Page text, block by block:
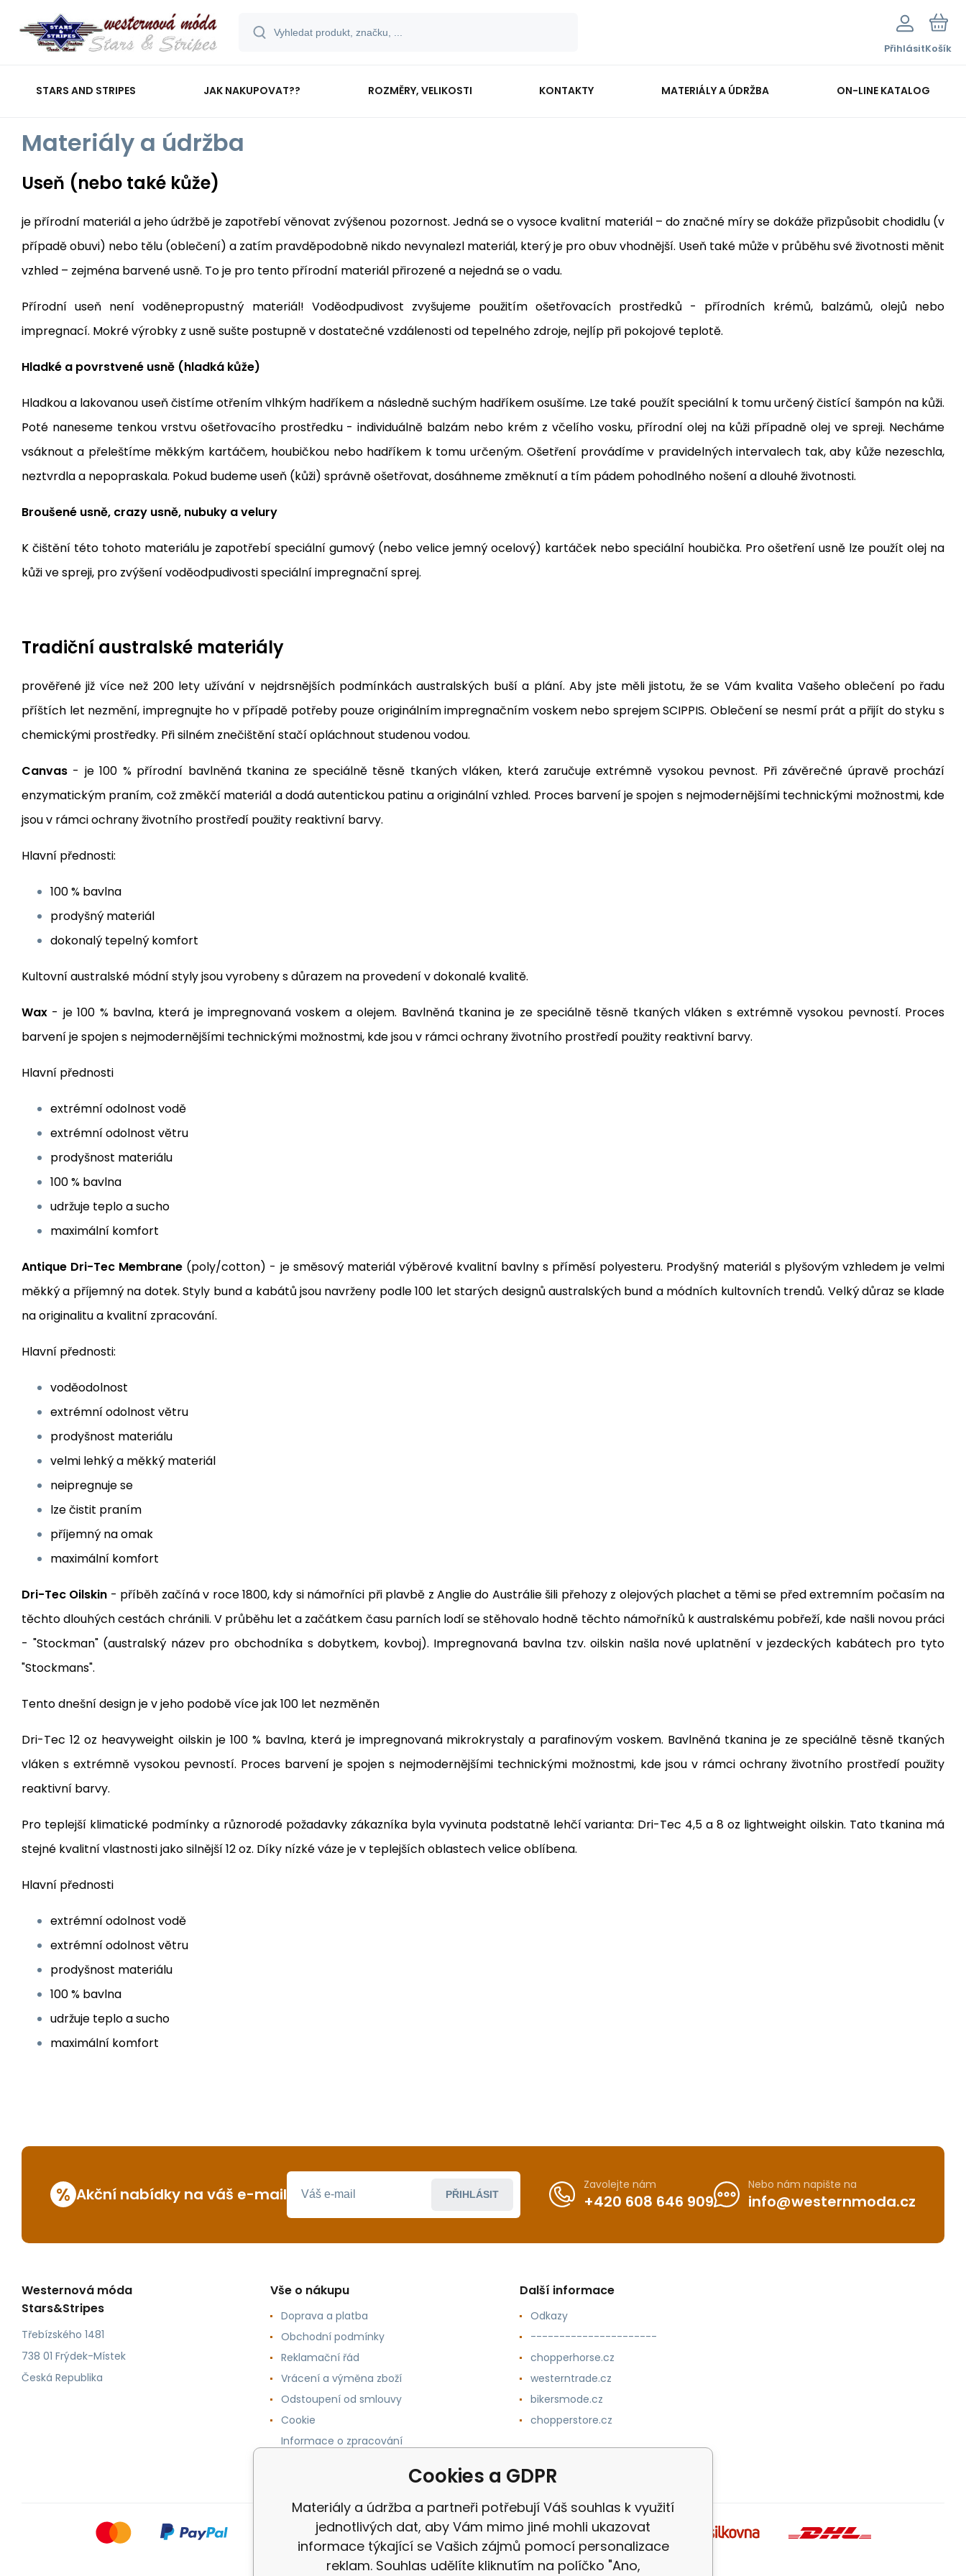
PřihlásitKošík
STARS AND STRIPES JAK NAKUPOVAT?? ROZMĚRY, VELIKOSTI KONTAKTY MATERIÁLY A ÚDRŽBA ON-LINE KATALOG
Materiály a údržba
Useň (nebo také kůže)
je přírodní materiál a jeho údržbě je zapotřebí věnovat zvýšenou pozornost. Jedná se o vysoce kvalitní materiál – do značné míry se dokáže přizpůsobit chodidlu (v
případě obuvi) nebo tělu (oblečení) a zatím pravděpodobně nikdo nevynalezl materiál, který je pro obuv vhodnější. Useň také může v průběhu své životnosti měnit
vzhled – zejména barvené usně. To je pro tento přírodní materiál přirozené a nejedná se o vadu.
Přírodní useň není voděnepropustný materiál! Voděodpudivost zvyšujeme použitím ošetřovacích prostředků - přírodních krémů, balzámů, olejů nebo
impregnací. Mokré výrobky z usně sušte postupně v dostatečné vzdálenosti od tepelného zdroje, nejlíp při pokojové teplotě.
Hladké a povrstvené usně (hladká kůže)
Hladkou a lakovanou useň čistíme otřením vlhkým hadříkem a následně suchým hadříkem osušíme. Lze také použít speciální k tomu určený čistící šampón na kůži.
Poté naneseme tenkou vrstvu ošetřovacího prostředku - individuálně balzám nebo krém z včelího vosku, přírodní olej na kůži případně olej ve spreji. Necháme
vsáknout a přeleštíme měkkým kartáčem, houbičkou nebo hadříkem k tomu určeným. Ošetření provádíme v pravidelných intervalech tak, aby kůže nezeschla,
neztvrdla a nepopraskala. Pokud budeme useň (kůži) správně ošetřovat, dosáhneme změknutí a tím pádem pohodlného nošení a dlouhé životnosti.
Broušené usně, crazy usně, nubuky a velury
K čištění této tohoto materiálu je zapotřebí speciální gumový (nebo velice jemný ocelový) kartáček nebo speciální houbička. Pro ošetření usně lze použít olej na
kůži ve spreji, pro zvýšení voděodpudivosti speciální impregnační sprej.
Tradiční australské materiály
prověřené již více než 200 lety užívání v nejdrsnějších podmínkách australských buší a plání. Aby jste měli jistotu, že se Vám kvalita Vašeho oblečení po řadu
příštích let nezmění, impregnujte ho v případě potřeby pouze originálním impregnačním voskem nebo sprejem SCIPPIS. Oblečení se nesmí prát a přijít do styku s
chemickými prostředky. Při silném znečištění stačí opláchnout studenou vodou.
Canvas - je 100 % přírodní bavlněná tkanina ze speciálně těsně tkaných vláken, která zaručuje extrémně vysokou pevnost. Při závěrečné úpravě prochází
enzymatickým praním, což změkčí materiál a dodá autentickou patinu a originální vzhled. Proces barvení je spojen s nejmodernějšími technickými možnostmi, kde
jsou v rámci ochrany životního prostředí použity reaktivní barvy.
Hlavní přednosti:
100 % bavlna
prodyšný materiál
dokonalý tepelný komfort
Kultovní australské módní styly jsou vyrobeny s důrazem na provedení v dokonalé kvalitě.
Wax - je 100 % bavlna, která je impregnovaná voskem a olejem. Bavlněná tkanina je ze speciálně těsně tkaných vláken s extrémně vysokou pevností. Proces
barvení je spojen s nejmodernějšími technickými možnostmi, kde jsou v rámci ochrany životního prostředí použity reaktivní barvy.
Hlavní přednosti
extrémní odolnost vodě
extrémní odolnost větru
prodyšnost materiálu
100 % bavlna
udržuje teplo a sucho
maximální komfort
Antique Dri-Tec Membrane (poly/cotton) - je směsový materiál výběrové kvalitní bavlny s příměsí polyesteru. Prodyšný materiál s plyšovým vzhledem je velmi
měkký a příjemný na dotek. Styly bund a kabátů jsou navrženy podle 100 let starých designů australských bund a módních kultovních trendů. Velký důraz se klade
na originalitu a kvalitní zpracování.
Hlavní přednosti:
voděodolnost
extrémní odolnost větru
prodyšnost materiálu
velmi lehký a měkký materiál
neipregnuje se
lze čistit praním
příjemný na omak
maximální komfort
Dri-Tec Oilskin - příběh začíná v roce 1800, kdy si námořníci při plavbě z Anglie do Austrálie šili přehozy z olejových plachet a těmi se před extremním počasím na
těchto dlouhých cestách chránili. V průběhu let a začátkem času parních lodí se stěhovalo hodně těchto námořníků k australskému pobřeží, kde našli novou práci
- "Stockman" (australský název pro obchodníka s dobytkem, kovboj). Impregnovaná bavlna tzv. oilskin našla nové uplatnění v jezdeckých kabátech pro tyto
"Stockmans".
Tento dnešní design je v jeho podobě více jak 100 let nezměněn
Dri-Tec 12 oz heavyweight oilskin je 100 % bavlna, která je impregnovaná mikrokrystaly a parafinovým voskem. Bavlněná tkanina je ze speciálně těsně tkaných
vláken s extrémně vysokou pevností. Proces barvení je spojen s nejmodernějšími technickými možnostmi, kde jsou v rámci ochrany životního prostředí použity
reaktivní barvy.
Pro teplejší klimatické podmínky a různorodé požadavky zákazníka byla vyvinuta podstatně lehčí varianta: Dri-Tec 4,5 a 8 oz lightweight oilskin. Tato tkanina má
stejné kvalitní vlastnosti jako silnější 12 oz. Díky nízké váze je v teplejších oblastech velice oblíbena.
Hlavní přednosti
extrémní odolnost vodě
extrémní odolnost větru
prodyšnost materiálu
100 % bavlna
udržuje teplo a sucho
maximální komfort
% Akční nabídky na váš e-mail PŘIHLÁSIT
Zavolejte nám
+420 608 646 909
Nebo nám napište na
info@westernmoda.cz
Westernová móda
Stars&Stripes
Třebízského 1481
738 01 Frýdek-Místek
Česká Republika
Vše o nákupu
Doprava a platba
Obchodní podmínky
Reklamační řád
Vrácení a výměna zboží
Odstoupení od smlouvy
Cookie
Informace o zpracování
Další informace
Odkazy
----------------------
chopperhorse.cz
westerntrade.cz
bikersmode.cz
chopperstore.cz
Cookies a GDPR
Materiály a údržba a partneři potřebují Váš souhlas k využití
jednotlivých dat, aby Vám mimo jiné mohli ukazovat
informace týkající se Vašich zájmů pomocí personalizace
reklam. Souhlas udělíte kliknutím na políčko "Ano,